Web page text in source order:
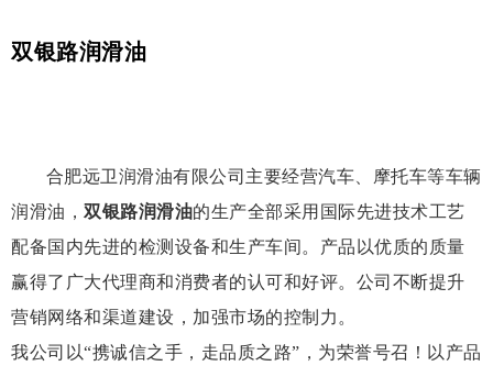
双银路润滑油
合肥远卫润滑油有限公司主要经营汽车、摩托车等车辆
润滑油， 双银路润滑油的生产全部采用国际先进技术工艺
配备国内先进的检测设备和生产车间。产品以优质的质量
赢得了广大代理商和消费者的认可和好评。公司不断提升
营销网络和渠道建设，加强市场的控制力。
我公司以“携诚信之手，走品质之路”，为荣誉号召！以产品